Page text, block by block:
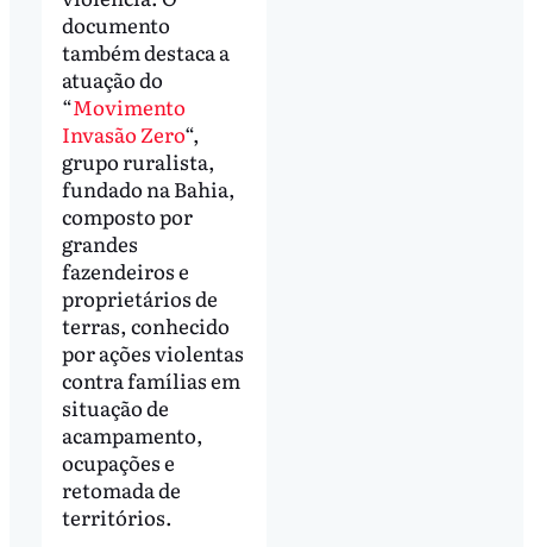
documento
também destaca a
atuação do
“Movimento
Invasão Zero“,
grupo ruralista,
fundado na Bahia,
composto por
grandes
fazendeiros e
proprietários de
terras, conhecido
por ações violentas
contra famílias em
situação de
acampamento,
ocupações e
retomada de
territórios.